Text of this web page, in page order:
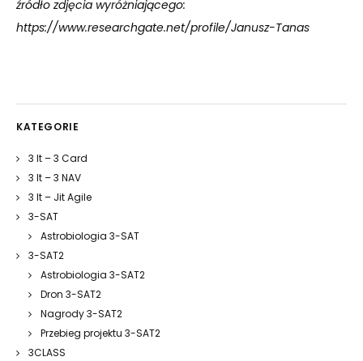
źródło zdjęcia wyróżniającego:
https://www.researchgate.net/profile/Janusz-Tanas
KATEGORIE
3 It – 3 Card
3 It – 3 NAV
3 It – Jit Agile
3-SAT
Astrobiologia 3-SAT
3-SAT2
Astrobiologia 3-SAT2
Dron 3-SAT2
Nagrody 3-SAT2
Przebieg projektu 3-SAT2
3CLASS